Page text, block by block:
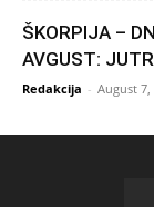
ŠKORPIJA –
AVGUST:
Redakcija - August 7,